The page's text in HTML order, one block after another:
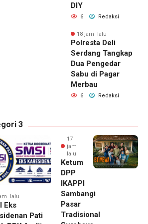
DIY
6 Redaksi
18 jam lalu
Polresta Deli
Serdang Tangkap
Dua Pengedar
Sabu di Pagar
Merbau
6 Redaksi
3
lalu
Eks
Pati
17
jam
lalu
Ketum
DPP
IKAPPI
Sambangi
Pasar
Tradisional